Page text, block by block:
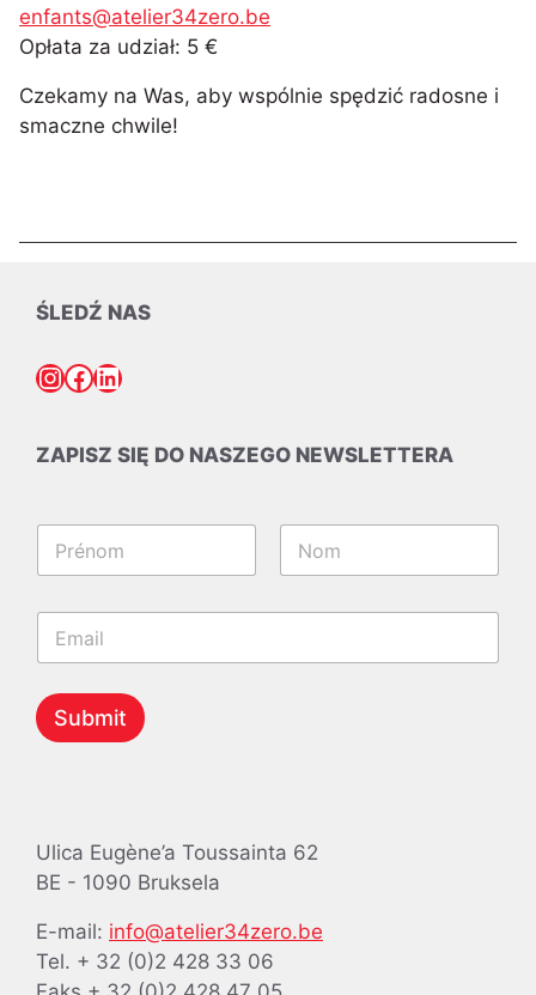
enfants@atelier34zero.be
Opłata za udział: 5 €
Czekamy na Was, aby wspólnie spędzić radosne i
smaczne chwile!
ŚLEDŹ NAS
Instagram
Facebook
LinkedIn
ZAPISZ SIĘ DO NASZEGO NEWSLETTERA
N
m
l
N
E
a
l
*
Submit
Ulica Eugène’a Toussainta 62
BE - 1090 Bruksela
E-mail: info@atelier34zero.be
Tel. + 32 (0)2 428 33 06